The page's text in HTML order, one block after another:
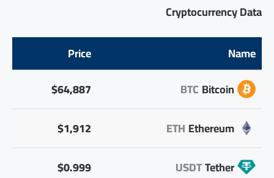
Cryptocurrency Data
Name
Price
Bitcoin
BTC
$64,887
Ethereum
ETH
$1,912
Tether
USDT
$0.999